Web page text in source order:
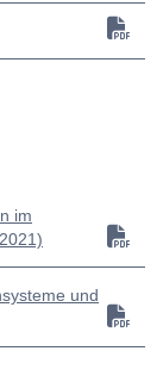
im
und